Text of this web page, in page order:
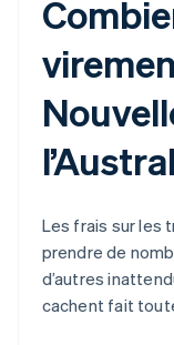
Les frais sur les
prendre de
d’autres
cachent fait